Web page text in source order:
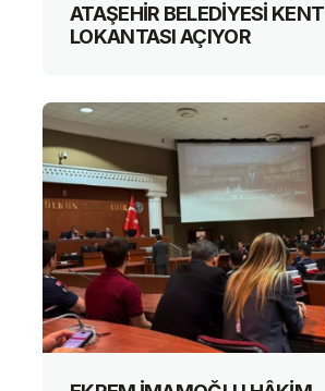
ATAŞEHİR BELEDİYESİ KENT
LOKANTASI AÇIYOR